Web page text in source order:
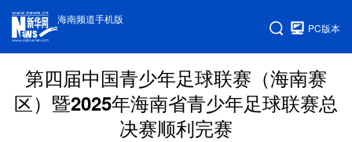
海南频道手机版
PC版本
第四届中国青少年足球联赛（海南赛
区）暨2025年海南省青少年足球联赛总
决赛顺利完赛